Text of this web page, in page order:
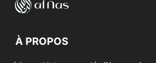
À PROPOS